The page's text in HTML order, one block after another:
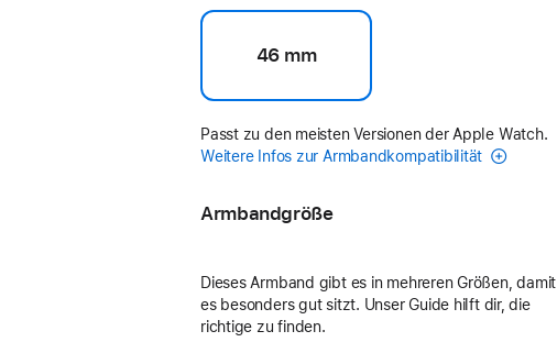
46 mm
Passt zu den meisten Versionen der Apple Watch.
Weitere Infos zur Armbandkompatibilität
Armbandgröße
Dieses Armband gibt es in mehreren Größen, damit
es besonders gut sitzt. Unser Guide hilft dir, die
richtige zu finden.